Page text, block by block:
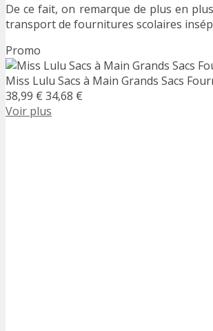
De ce fait, on remarque de plus en
transport de fournitures scolaires
Promo
Miss Lulu Sacs à Main Grands Sacs
38,99 € 34,68 €
Voir plus